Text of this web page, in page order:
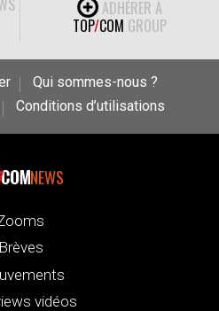
ADHÉRER À
TOP/COM GROUP
Qui sommes-nous ?
Conditions d’utilisations
NEWS
Brèves
vidéos